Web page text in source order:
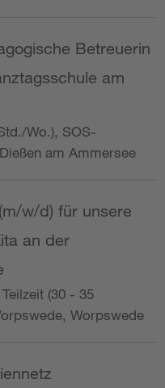
Betreuerin
am
Wo.), SOS-
am Ammersee
w/d) für unsere
an der
(30 - 35
Worpswede